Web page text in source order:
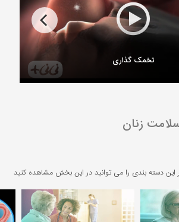
تخمک گذاری
زنان
این دسته بندی را می توانید در این بخش مشاهده کنید